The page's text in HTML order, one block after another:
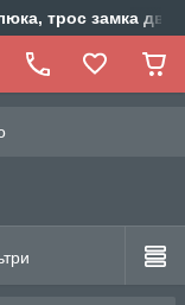
трос замка